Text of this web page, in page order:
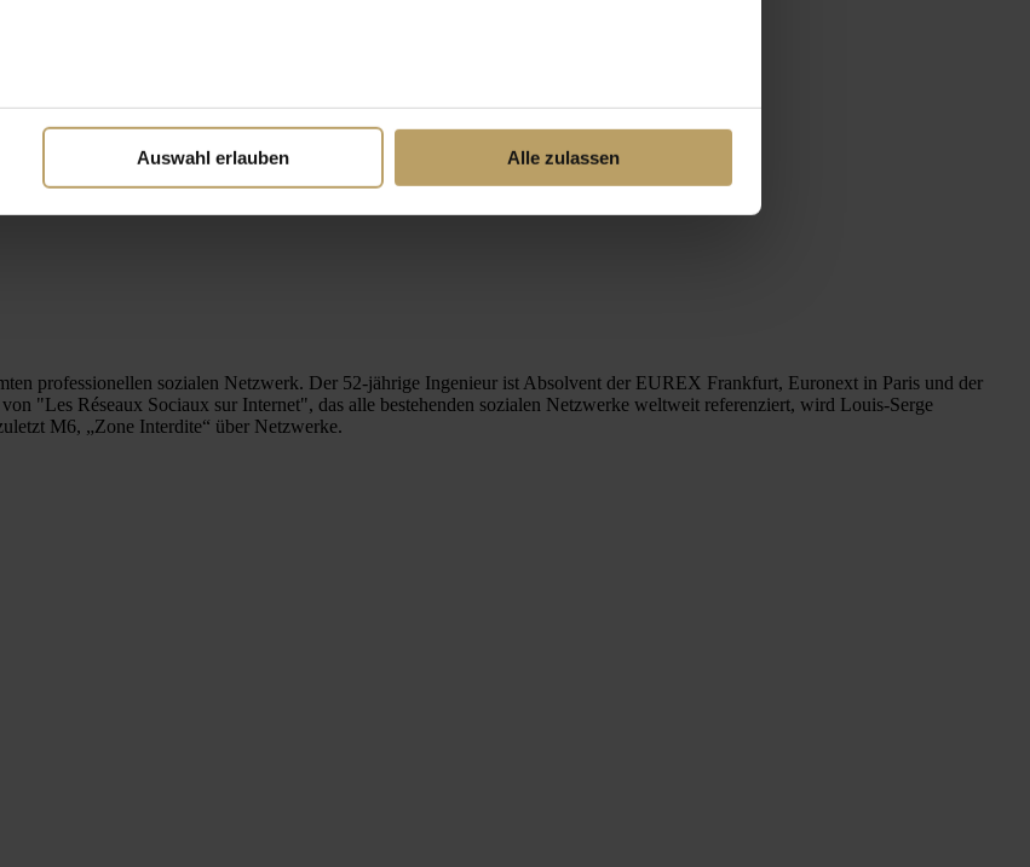
Auswahl erlauben Alle zulassen
professionellen sozialen Netzwerk. Der 52-jährige Ingenieur ist Absolvent der EUREX Frankfurt, Euronext in Paris und der
"Les Réseaux Sociaux sur Internet", das alle bestehenden sozialen Netzwerke weltweit referenziert, wird Louis-Serge
M6, „Zone Interdite“ über Netzwerke.